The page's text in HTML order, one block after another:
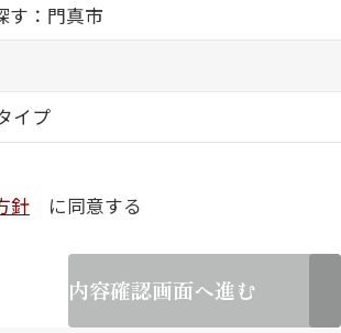
プを探す
サポート
・シニア向け
ある質問
GUARD
す：門真市
イプ
針 に同意する
内容確認画面へ進む